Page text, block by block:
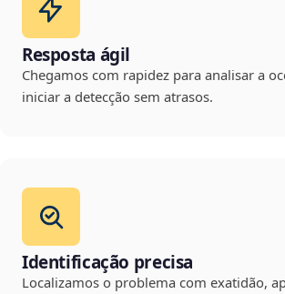
Resposta ágil
Chegamos com rapidez para analisar a
iniciar a detecção sem atrasos.
Identificação precisa
Localizamos o problema com exatidão,